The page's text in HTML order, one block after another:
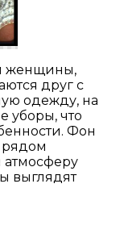
женщины,
друг с
одежду, на
уборы, что
Фон
рядом
атмосферу
выглядят